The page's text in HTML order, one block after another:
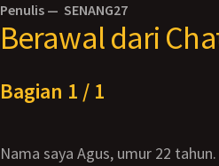
Penulis — SENANG27
Berawal dari
Bagian 1 / 1
Nama saya Agus, umur 22 tahun. Cerita ini bermula dari chatting. Suatu malam